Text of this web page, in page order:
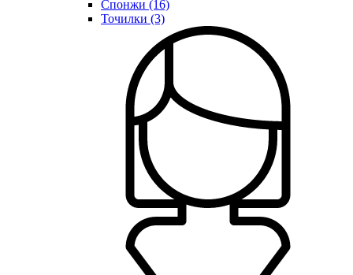
Спонжи (16)
Точилки (3)